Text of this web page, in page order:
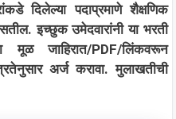
दिलेल्या पदाप्रमाणे शैक्षणिक
इच्छुक उमेदवारांनी या भरती
मूळ जाहिरात/PDF/लिंकवरून
अर्ज करावा. मुलाखतीची